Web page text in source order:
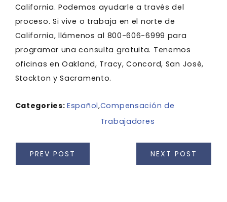
California. Podemos ayudarle a través del
proceso. Si vive o trabaja en el norte de
California, llámenos al 800-606-6999 para
programar una consulta gratuita. Tenemos
oficinas en Oakland, Tracy, Concord, San José,
Stockton y Sacramento.
Categories:Español,Compensación de
Trabajadores
PREV POST NEXT POST